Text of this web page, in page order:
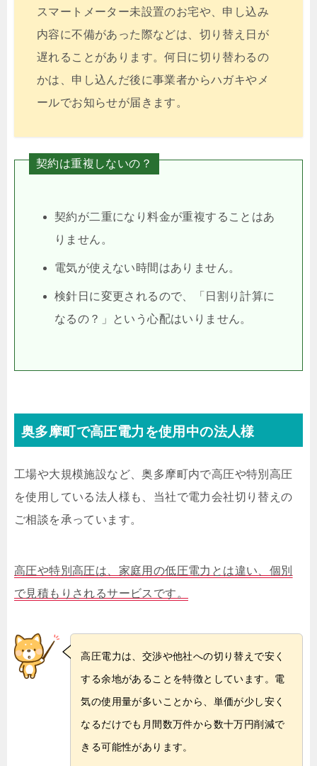
スマートメーター未設置のお宅や、申し込み
内容に不備があった際などは、切り替え日が
遅れることがあります。何日に切り替わるの
かは、申し込んだ後に事業者からハガキやメ
ールでお知らせが届きます。
契約は重複しないの？
契約が二重になり料金が重複することはあ
りません。
電気が使えない時間はありません。
検針日に変更されるので、「日割り計算に
なるの？」という心配はいりません。
奥多摩町で高圧電力を使用中の法人様
工場や大規模施設など、奥多摩町内で高圧や特別高圧
を使用している法人様も、当社で電力会社切り替えの
ご相談を承っています。
高圧や特別高圧は、家庭用の低圧電力とは違い、個別
で見積もりされるサービスです。
高圧電力は、交渉や他社への切り替えで安く
する余地があることを特徴としています。電
気の使用量が多いことから、単価が少し安く
なるだけでも月間数万件から数十万円削減で
きる可能性があります。